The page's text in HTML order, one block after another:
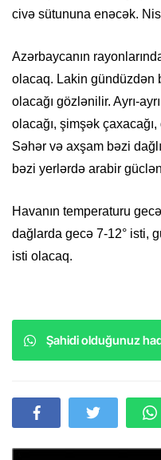
civə sütununa enəcək.
Azərbaycanın
olacaq. Lakin gündüzdən
olacağı gözlənilir. Ayrı-
olacağı, şimşək
Səhər və axşam bəzi
bəzi yerlərdə arabir
Havanın temperaturu
dağlarda gecə 7-12° isti,
isti olacaq.
Şahidi olduğunuz